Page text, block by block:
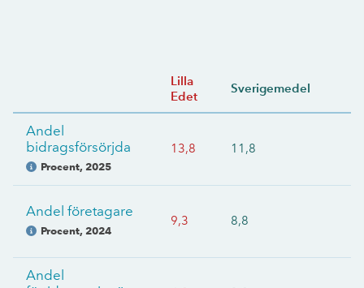
Lilla
Edet
Sverigemedel
Andel
bidragsförsörjda
Procent, 2025
13,8 11,8
Andel företagare
Procent, 2024
9,3 8,8
Andel